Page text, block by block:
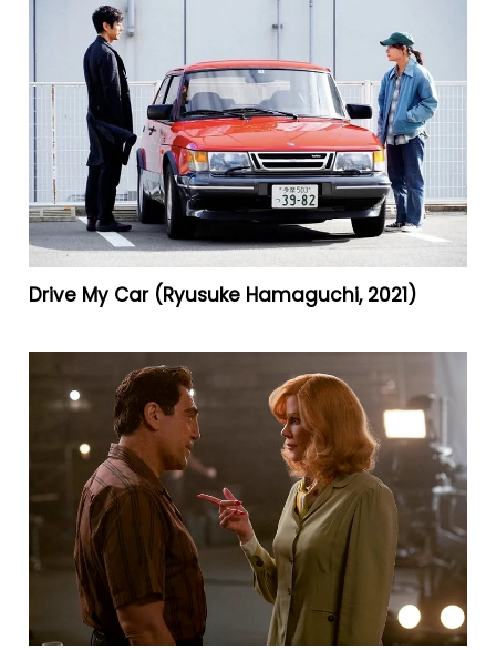
Drive My Car (Ryusuke Hamaguchi, 2021)